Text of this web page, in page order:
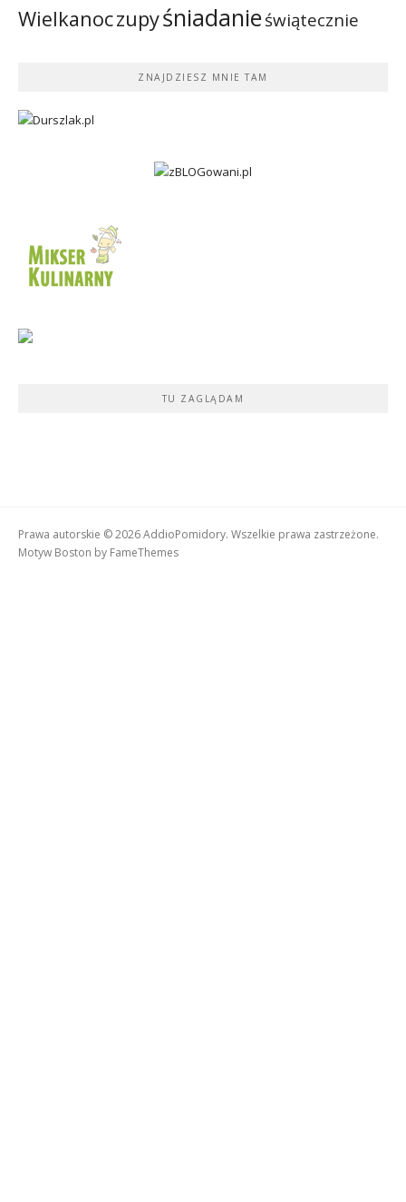
Wielkanoczupyśniadanieświątecznie
ZNAJDZIESZ MNIE TAM
TU ZAGLĄDAM
Prawa autorskie © 2026 AddioPomidory. Wszelkie prawa zastrzeżone.
Motyw Boston by FameThemes